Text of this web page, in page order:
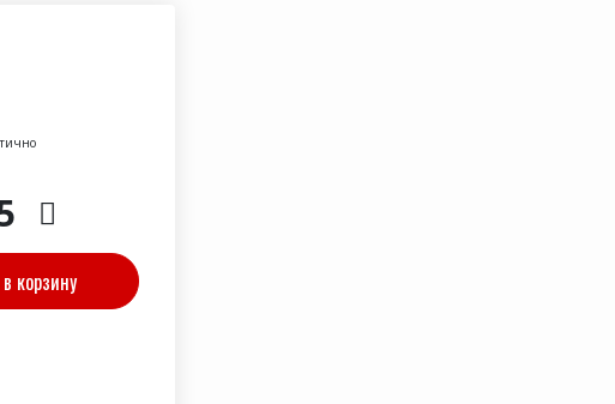
корзину